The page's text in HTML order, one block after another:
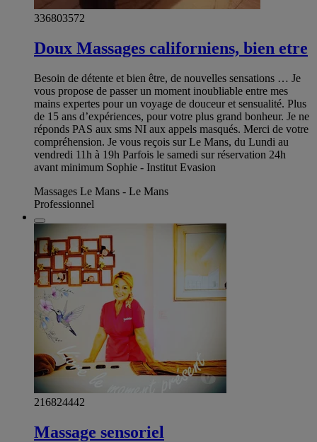
336803572
Doux Massages californiens, bien etre
Besoin de détente et bien être, de nouvelles sensations … Je
vous propose de passer un moment inoubliable entre mes
mains expertes pour un voyage de douceur et sensualité. Plus
de 15 ans d’expériences, pour votre plus grand bonheur. Je ne
réponds PAS aux sms NI aux appels masqués. Merci de votre
compréhension. Je vous reçois sur Le Mans, du Lundi au
vendredi 11h à 19h Parfois le samedi sur réservation 24h
avant minimum Sophie - Institut Evasion
Massages Le Mans - Le Mans
Professionnel
216824442
Massage sensoriel